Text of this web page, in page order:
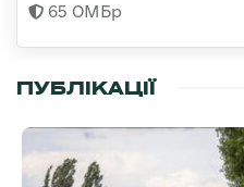
65 ОМБр
ПУБЛІКАЦІЇ